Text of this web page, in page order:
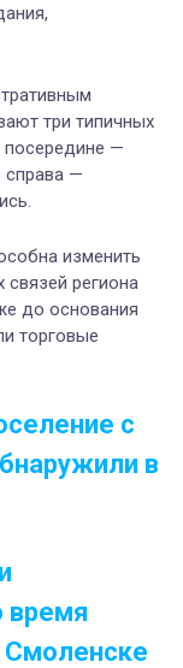
три типичных
посередине —
справа —
изменить
связей региона
до основания
торговые
с
в
время
Смоленске